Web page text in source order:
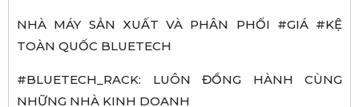
NHÀ MÁY SẢN XUẤT VÀ PHÂN PHỐI #GIÁ #KỆ
TOÀN QUỐC BLUETECH
#BLUETECH_RACK: LUÔN ĐỒNG HÀNH CÙNG
NHỮNG NHÀ KINH DOANH